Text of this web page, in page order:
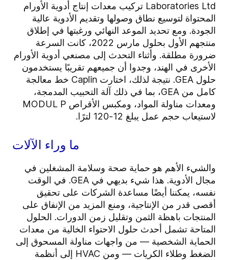
Laboratories Ltd تركيب معدات إنتاج أدوية الأورام
المحتواة لتوسيع نطاق وصولها وتقديم الأدوية عالية
الجودة. ومع تحديد الموعد النهائي ورغبتها في إطلاق
منتجهم الأول بحلول مارس 2022، كانت السرعة
ضرورة مطلقة. وأثناء التحدث إلى مصنعي أدوية الأورام
الأخرى في الهند، وجدوا أن جميعهم تقريبًا يستخدمون
حلول GEA. نتيجة لذلك، اختارت Caplin خط معالجة
كامل من GEA، بما في ذلك آلة التحبيب المدمجة،
ومعدات مناولة المواد، ومكبس الأقراص MODUL P
لاستيعاب حجم عمل يبلغ 12-120 لترًا.
ما وراء الآلات
والشيء الأهم هو حماية صحة وسلامة المشغلين في
مجال الأدوية. هذا شيء بديهي في GEA. في الوقت
نفسه، يمكننا أيضًا مساعدة الشركات على تحقيق
أقصى قدر من الإنتاجية، ومنع المزيد من الإنفاق على
المنتجات باهظة الثمن وتقليل زمن الدورات. الحلول
المتاحة تشمل أحدث حلول الاحتواء الخالية من معدات
الحماية الشخصية — من واجهات مناولة المسحوق إلى
الضغط وطلاء الكريات — ومن HVAC إلى أنظمة